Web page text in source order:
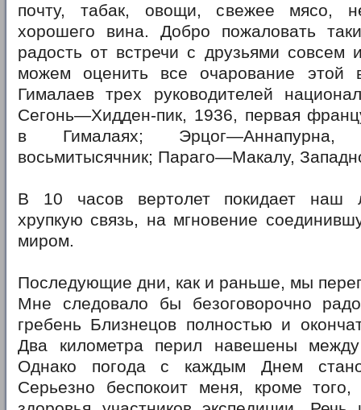
почту, табак, овощи, свежее мясо,
хорошего вина. Добро пожаловать
радость от встречи с друзьями совсем
можем оценить все очарование этой
Гималаев трех руководителей
Сегонь—Хидден-пик, 1936, первая
в Гималаях;
восьмитысячник; Параго—Макалу,
B 10 часов вертолет покидает наш
хрупкую связь, на мгновение
миром.
Последующие дни, как и раньше, мы
Мне следовало бы безоговорочно
гребень Близнецов полностью и
Два километра перил навешены
Однако погода с каждым Днем
Серьезно беспокоит меня, кроме